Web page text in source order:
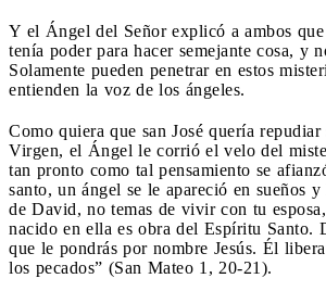
Y el Ángel del Señor explicó a ambos
tenía poder para hacer semejante cosa, y
Solamente pueden penetrar en estos
entienden la voz de los ángeles.
Como quiera que san José quería repudiar
Virgen, el Ángel le corrió el velo del
tan pronto como tal pensamiento se
santo, un ángel se le apareció en sueños
de David, no temas de vivir con tu
nacido en ella es obra del Espíritu Santo.
que le pondrás por nombre Jesús. Él
los pecados” (San Mateo 1, 20-21).